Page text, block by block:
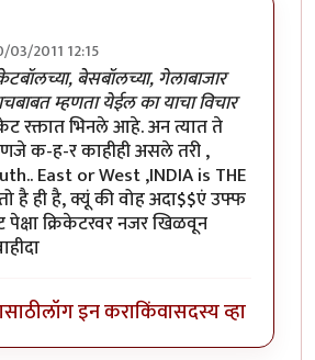
03/2011 12:15
आहेbyसन्जोप राव
बेसबॉलच्या, गेलाबाजार
म्हणता येईल का याचा विचार
रक्तात भिनले आहे. अन त्यात ते
क-ह-र काहीही असले तरी ,
East or West ,INDIA is THE
है ही है, क्यूं की वोह अदा$$एं उफ्फ
पेक्षा क्रिकेटरवर नजर खिळवून
लॉग इन कराकिंवासदस्य व्हा